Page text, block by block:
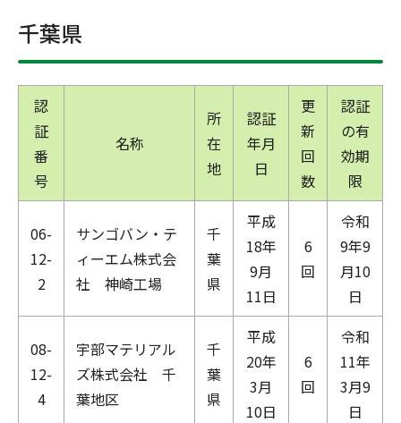
千葉県
認
証
番
号
名称
所
在
地
認証
年月
日
更
新
回
数
認証
の有
効期
限
06-
12-
2
サンゴバン・テ
ィーエム株式会
社 神崎工場
千
葉
県
平成
18年
9月
11日
6
回
令和
9年9
月10
日
08-
12-
4
宇部マテリアル
ズ株式会社 千
葉地区
千
葉
県
平成
20年
3月
10日
6
回
令和
11年
3月9
日